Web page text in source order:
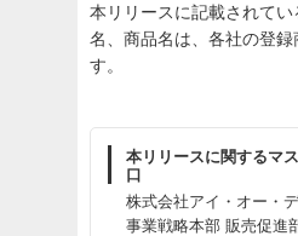
本リリースに記載されて
名、商品名は、各社の登
す。
本リリースに関するマ
口
株式会社アイ・オー・
事業戦略本部 販売促進